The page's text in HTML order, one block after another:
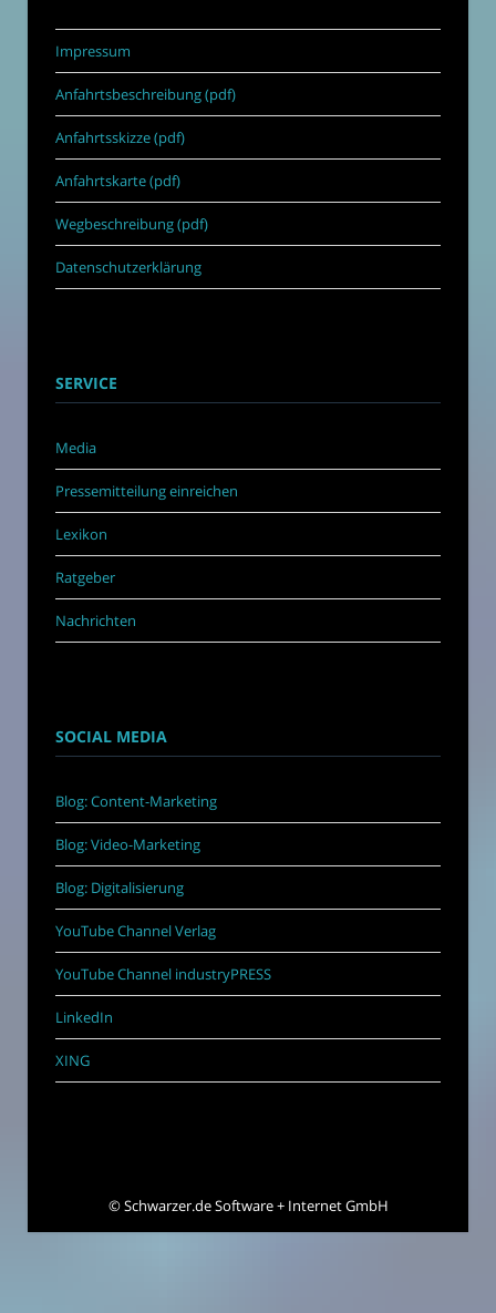
Impressum
Anfahrtsbeschreibung (pdf)
Anfahrtsskizze (pdf)
Anfahrtskarte (pdf)
Wegbeschreibung (pdf)
Datenschutzerklärung
SERVICE
Media
Pressemitteilung einreichen
Lexikon
Ratgeber
Nachrichten
SOCIAL MEDIA
Blog: Content-Marketing
Blog: Video-Marketing
Blog: Digitalisierung
YouTube Channel Verlag
YouTube Channel industryPRESS
LinkedIn
XING
©Schwarzer.de Software + Internet GmbH